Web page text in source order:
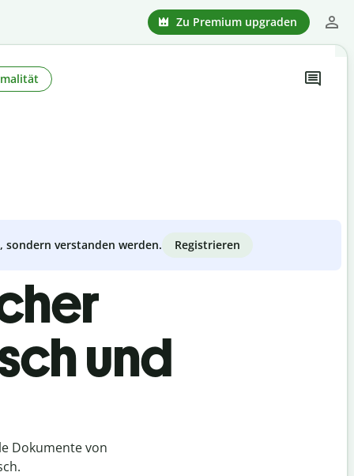
Zu Premium upgraden
verstanden werden. Registrieren
und
Dokumente von